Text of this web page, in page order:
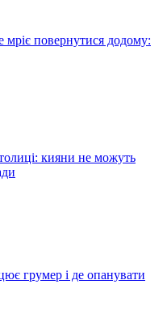
мріє повернутися додому:
кияни не можуть
грумер і де опанувати